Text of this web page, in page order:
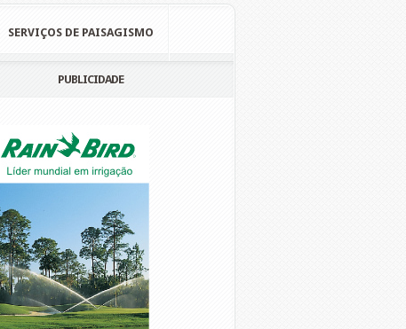
SERVIÇOS DE PAISAGISMO
PUBLICIDADE